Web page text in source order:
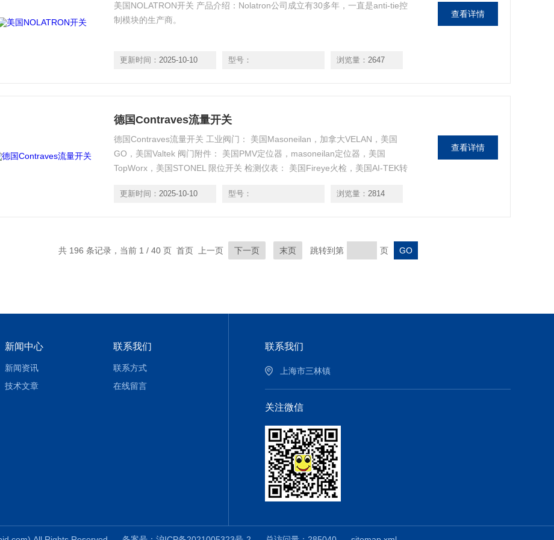
美国NOLATRON开关 产品介绍：Nolatron公司成立有30多年，一直是anti-tie控
制模块的生产商。
更新时间： 2025-10-10 型号： 浏览量： 2647
查看详情
德国Contraves流量开关
德国Contraves流量开关 工业阀门： 美国Masoneilan，加拿大VELAN，美国
GO，美国Valtek 阀门附件： 美国PMV定位器，masoneilan定位器，美国
TopWorx，美国STONEL 限位开关 检测仪表： 美国Fireye火检，美国AI-TEK转
更新时间： 2025-10-10 型号： 浏览量： 2814
查看详情
共 196 条记录，当前 1 / 40 页 首页 上一页 下一页 末页 跳转到第 页
新闻中心
新闻资讯
技术文章
联系我们
联系方式
在线留言
联系我们
上海市三林镇
关注微信